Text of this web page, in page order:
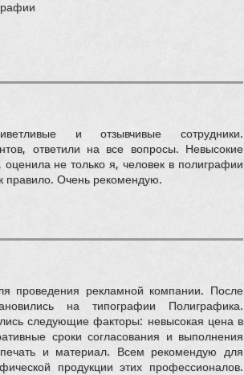
и отзывчивые сотрудники.
ответили на все вопросы. Невысокие
не только я, человек в полиграфии
правило. Очень рекомендую.
проведения рекламной компании. После
на типографии Полиграфика.
следующие факторы: невысокая цена в
сроки согласования и выполнения
и материал. Всем рекомендую для
продукции этих профессионалов.